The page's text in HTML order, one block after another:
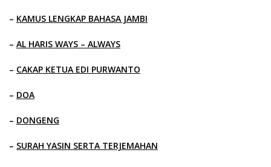
– KAMUS LENGKAP BAHASA JAMBI
– AL HARIS WAYS – ALWAYS
– CAKAP KETUA EDI PURWANTO
– DOA
– DONGENG
– SURAH YASIN SERTA TERJEMAHAN